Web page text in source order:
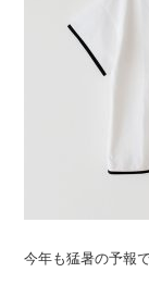
今年も猛暑の予報